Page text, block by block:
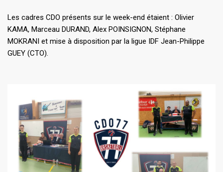
Les cadres CDO présents sur le week-end étaient : Olivier
KAMA, Marceau DURAND, Alex POINSIGNON, Stéphane
MOKRANI et mise à disposition par la ligue IDF Jean-Philippe
GUEY (CTO).